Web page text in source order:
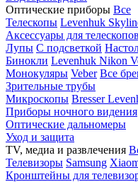
Оптические приборы Все
Телескопы Levenhuk
Аксессуары для телескопов
Лупы С подсветкой
Бинокли Levenhuk Nikon
Монокуляры Veber Все
Зрительные трубы
Микроскопы Bresser
Приборы ночного видения
Оптические дальномеры
Уход и защита
TV, медиа и развлечения
Телевизоры Samsung
Кронштейны для